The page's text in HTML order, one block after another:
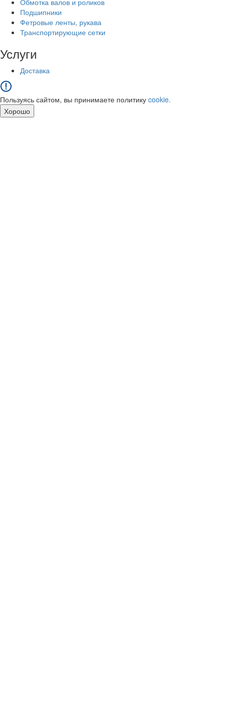
Подшипники
Фетровые ленты, рукава
Транспортирующие сетки
Услуги
Доставка
Пользуясь сайтом, вы принимаете политику cookie.
Хорошо